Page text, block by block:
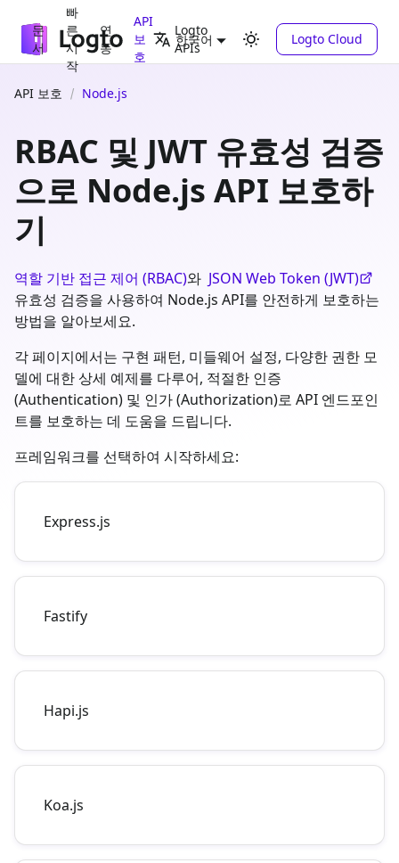
문
서
빠
른
시
작
연
동
API
보
호
Logto
APIs
한국어 Logto Cloud
API 보호 Node.js
RBAC 및 JWT 유효성 검증
으로 Node.js API 보호하
기
역할 기반 접근 제어 (RBAC)와 JSON Web Token (JWT)
유효성 검증을 사용하여 Node.js API를 안전하게 보호하는
방법을 알아보세요.
각 페이지에서는 구현 패턴, 미들웨어 설정, 다양한 권한 모
델에 대한 상세 예제를 다루어, 적절한 인증
(Authentication) 및 인가 (Authorization)로 API 엔드포인
트를 보호하는 데 도움을 드립니다.
프레임워크를 선택하여 시작하세요:
Express.js
Fastify
Hapi.js
Koa.js